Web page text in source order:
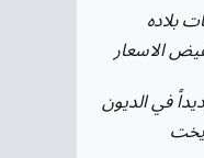
بلاده
الاسعار
في الديون